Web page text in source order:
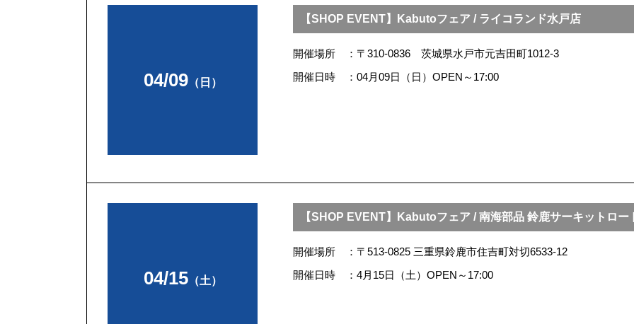
04/09（日）
【SHOP EVENT】Kabutoフェア / ライコランド水戸店
開催場所
〒310-0836 茨城県水戸市元吉田町1012-3
開催日時
04月09日（日）OPEN～17:00
04/15（土）
【SHOP EVENT】Kabutoフェア / 南海部品 鈴鹿サーキットロー
開催場所
〒513-0825 三重県鈴鹿市住吉町対切6533-12
開催日時
4月15日（土）OPEN～17:00